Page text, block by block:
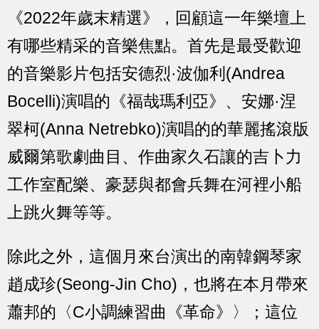
《2022年歲末精選》，回顧這一年樂壇上
有哪些精采的音樂焦點。首先是最受歡迎
的音樂影片包括安德烈·波伽利(Andrea
Bocelli)演唱的《福哉瑪利亞》、安娜·涅
翠柯(Anna Netrebko)演唱的的華麗搖滾版
威爾第歌劇曲目、作曲家久石讓的吉卜力
工作室配樂、豪瑟與都會兵舞在河裡小船
上跳火舞等等。
除此之外，這個月來台演出的南韓鋼琴家
趙成珍(Seong-Jin Cho)，也將在本月帶來
蕭邦的〈C小調練習曲《革命》〉；這位